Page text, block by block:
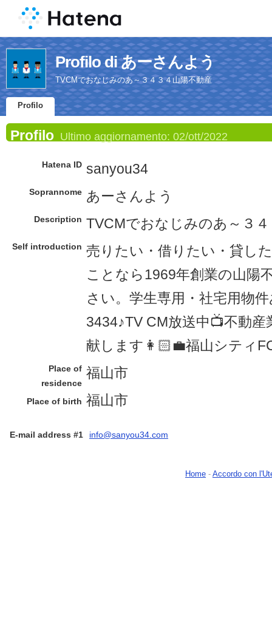
Profilo di あーさんよう
TVCMでおなじみのあ～３４３４山陽不動産
Profilo
Profilo Ultimo aggiornamento: 02/ott/2022
Hatena ID sanyou34
Soprannome あーさんよう
Description TVCMでおなじみのあ～３
Self introduction 売りたい・借りたい・貸し
ことなら1969年創業の山陽
さい。学生専用・社宅用物
3434♪TV CM放送中📺不動
献します👩🏻‍💼福山シティ
Place of
residence
福山市
Place of birth 福山市
E-mail address #1 info@sanyou34.com
Home - Accordo con